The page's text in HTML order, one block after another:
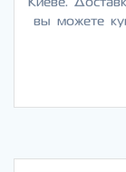
вы можете